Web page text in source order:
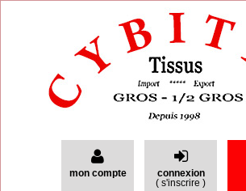
mon compte
connexion
( s'inscrire )